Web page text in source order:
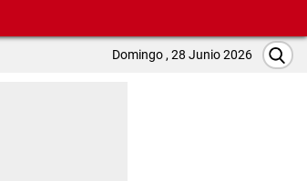
Domingo , 28 Junio 2026